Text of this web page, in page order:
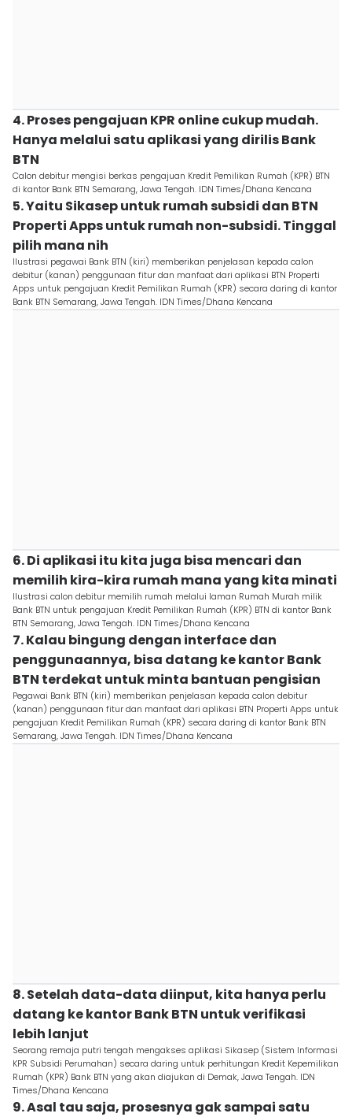
4. Proses pengajuan KPR online cukup mudah.
Hanya melalui satu aplikasi yang dirilis Bank
BTN
Calon debitur mengisi berkas pengajuan Kredit Pemilikan Rumah (KPR) BTN
di kantor Bank BTN Semarang, Jawa Tengah. IDN Times/Dhana Kencana
5. Yaitu Sikasep untuk rumah subsidi dan BTN
Properti Apps untuk rumah non-subsidi. Tinggal
pilih mana nih
Ilustrasi pegawai Bank BTN (kiri) memberikan penjelasan kepada calon
debitur (kanan) penggunaan fitur dan manfaat dari aplikasi BTN Properti
Apps untuk pengajuan Kredit Pemilikan Rumah (KPR) secara daring di kantor
Bank BTN Semarang, Jawa Tengah. IDN Times/Dhana Kencana
6. Di aplikasi itu kita juga bisa mencari dan
memilih kira-kira rumah mana yang kita minati
Ilustrasi calon debitur memilih rumah melalui laman Rumah Murah milik
Bank BTN untuk pengajuan Kredit Pemilikan Rumah (KPR) BTN di kantor Bank
BTN Semarang, Jawa Tengah. IDN Times/Dhana Kencana
7. Kalau bingung dengan interface dan
penggunaannya, bisa datang ke kantor Bank
BTN terdekat untuk minta bantuan pengisian
Pegawai Bank BTN (kiri) memberikan penjelasan kepada calon debitur
(kanan) penggunaan fitur dan manfaat dari aplikasi BTN Properti Apps untuk
pengajuan Kredit Pemilikan Rumah (KPR) secara daring di kantor Bank BTN
Semarang, Jawa Tengah. IDN Times/Dhana Kencana
8. Setelah data-data diinput, kita hanya perlu
datang ke kantor Bank BTN untuk verifikasi
lebih lanjut
Seorang remaja putri tengah mengakses aplikasi Sikasep (Sistem Informasi
KPR Subsidi Perumahan) secara daring untuk perhitungan Kredit Kepemilikan
Rumah (KPR) Bank BTN yang akan diajukan di Demak, Jawa Tengah. IDN
Times/Dhana Kencana
9. Asal tau saja, prosesnya gak sampai satu